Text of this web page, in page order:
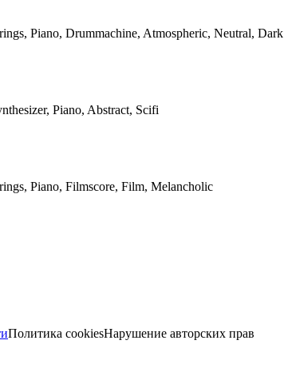
Piano, Drummachine, Atmospheric, Neutral, Dark
Piano, Abstract, Scifi
Piano, Filmscore, Film, Melancholic
Политика cookiesНарушение авторских прав